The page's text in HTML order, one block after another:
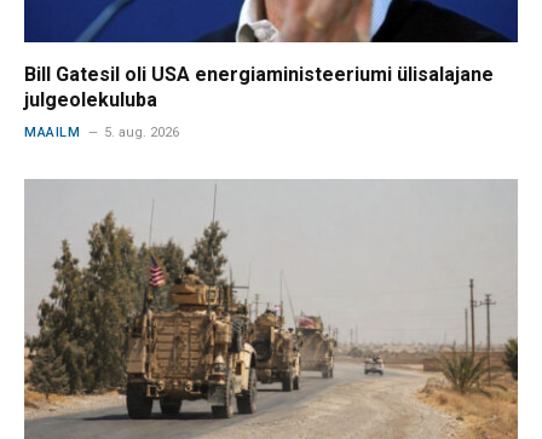
Bill Gatesil oli USA energiaministeeriumi ülisalajane
julgeolekuluba
MAAILM 5. aug. 2026